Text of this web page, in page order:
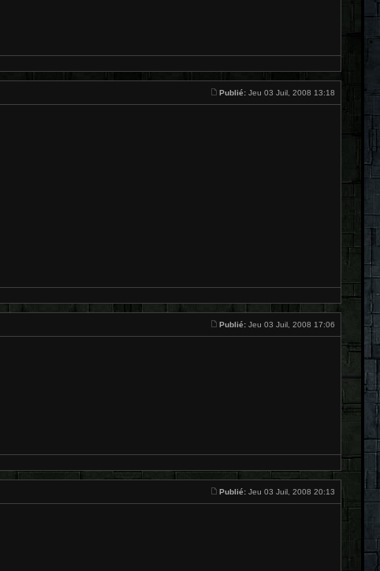
Publié: Jeu 03 Juil, 2008 13:18
Publié: Jeu 03 Juil, 2008 17:06
Publié: Jeu 03 Juil, 2008 20:13